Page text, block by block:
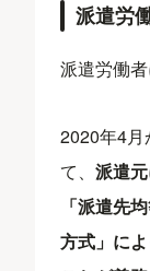
派遣労
派遣労働
2020年4月
て、派遣
「派遣先
方式」に